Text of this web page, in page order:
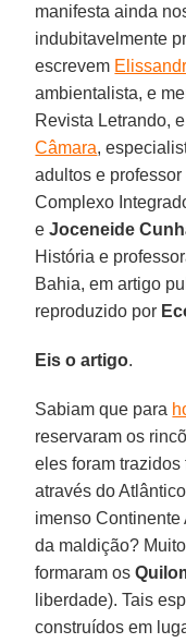
manifesta ainda
indubitavelmente
escrevem
ambientalista, e
Revista Letrando, e
Câmara,
adultos e
Complexo
eJoceneide
História e
Bahia, em artigo
reproduzido por
Eis o artigo.
Sabiam que para
reservaram os
eles foram
através do
imenso
da maldição?
formaram os
liberdade). Tais
construídos em